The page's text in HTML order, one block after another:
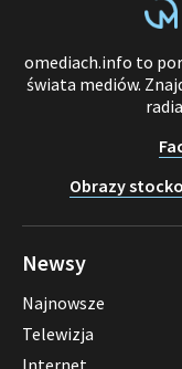
omediach.info to
świata mediów.
Obrazy
Newsy
Najnowsze
Telewizja
Internet